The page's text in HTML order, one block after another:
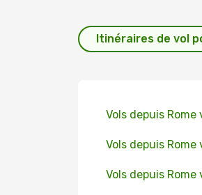
Itinéraires de vol
Vols depuis Rome
Vols depuis Rome
Vols depuis Rome